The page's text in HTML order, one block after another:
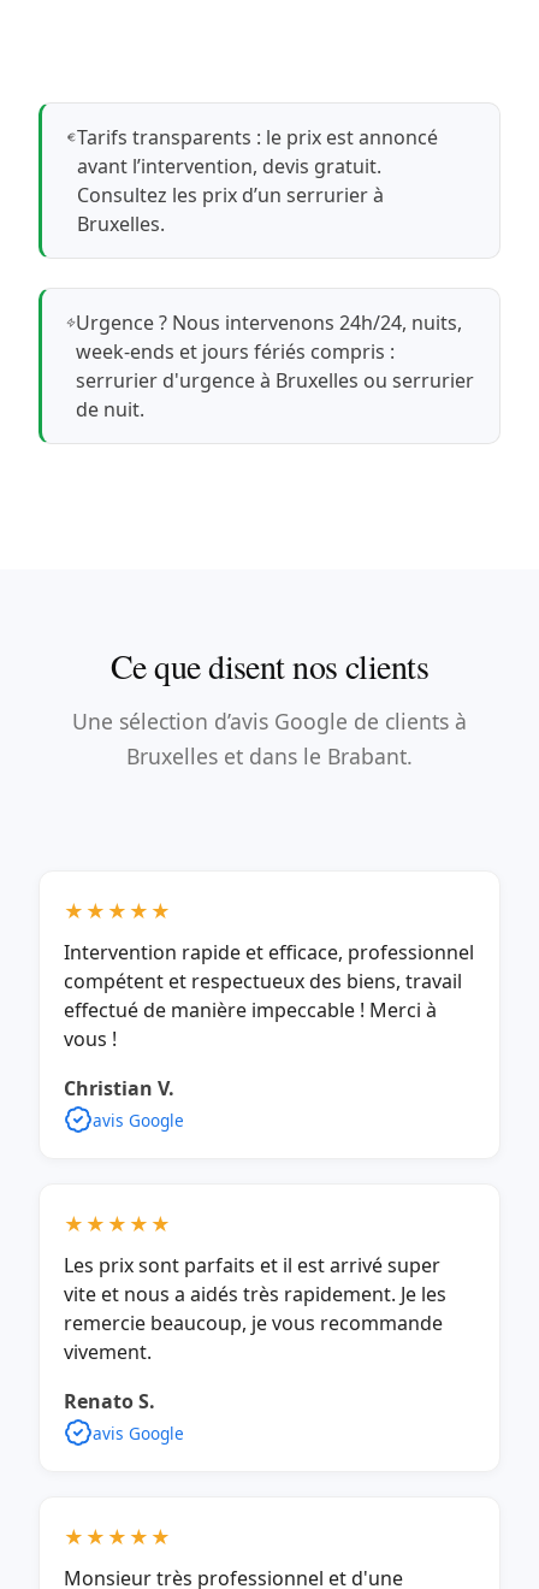
Tarifs transparents : le prix est annoncé
avant l’intervention, devis gratuit.
Consultez les prix d’un serrurier à
Bruxelles.
Urgence ? Nous intervenons 24h/24, nuits,
week-ends et jours fériés compris :
serrurier d'urgence à Bruxelles ouserrurier
de nuit.
Ce que disent nos clients
Une sélection d’avis Google de clients à
Bruxelles et dans le Brabant.
★★★★★
Intervention rapide et efficace, professionnel
compétent et respectueux des biens, travail
effectué de manière impeccable ! Merci à
vous !
Christian V.
avis Google
★★★★★
Les prix sont parfaits et il est arrivé super
vite et nous a aidés très rapidement. Je les
remercie beaucoup, je vous recommande
vivement.
Renato S.
avis Google
★★★★★
Monsieur très professionnel et d'une